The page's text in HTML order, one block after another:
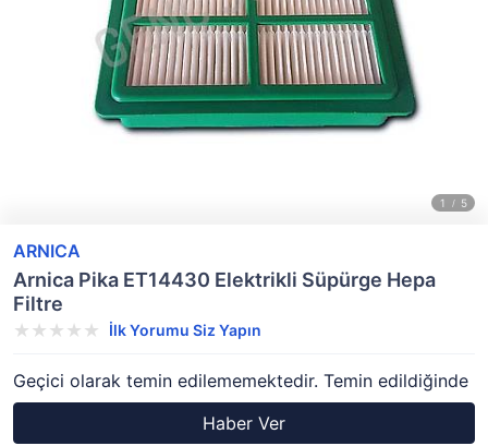
ARNICA
Arnica Pika ET14430 Elektrikli Süpürge Hepa
Filtre
İlk Yorumu Siz Yapın
Geçici olarak temin edilememektedir. Temin edildiğinde
Haber Ver